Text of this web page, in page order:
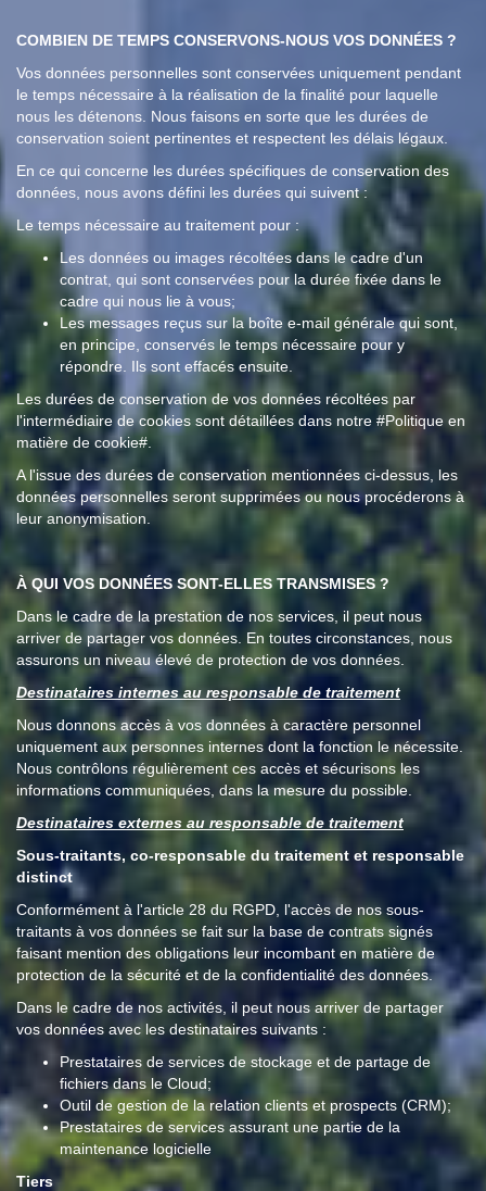
COMBIEN DE TEMPS CONSERVONS-NOUS VOS DONNÉES ?
Vos données personnelles sont conservées uniquement pendant
le temps nécessaire à la réalisation de la finalité pour laquelle
nous les détenons. Nous faisons en sorte que les durées de
conservation soient pertinentes et respectent les délais légaux.
En ce qui concerne les durées spécifiques de conservation des
données, nous avons défini les durées qui suivent :
Le temps nécessaire au traitement pour :
Les données ou images récoltées dans le cadre d'un
contrat, qui sont conservées pour la durée fixée dans le
cadre qui nous lie à vous;
Les messages reçus sur la boîte e-mail générale qui sont,
en principe, conservés le temps nécessaire pour y
répondre. Ils sont effacés ensuite.
Les durées de conservation de vos données récoltées par
l'intermédiaire de cookies sont détaillées dans notre #Politique en
matière de cookie#.
A l'issue des durées de conservation mentionnées ci-dessus, les
données personnelles seront supprimées ou nous procéderons à
leur anonymisation.
À QUI VOS DONNÉES SONT-ELLES TRANSMISES ?
Dans le cadre de la prestation de nos services, il peut nous
arriver de partager vos données. En toutes circonstances, nous
assurons un niveau élevé de protection de vos données.
Destinataires internes au responsable de traitement
Nous donnons accès à vos données à caractère personnel
uniquement aux personnes internes dont la fonction le nécessite.
Nous contrôlons régulièrement ces accès et sécurisons les
informations communiquées, dans la mesure du possible.
Destinataires externes au responsable de traitement
Sous-traitants, co-responsable du traitement et responsable
distinct
Conformément à l'article 28 du RGPD, l'accès de nos sous-
traitants à vos données se fait sur la base de contrats signés
faisant mention des obligations leur incombant en matière de
protection de la sécurité et de la confidentialité des données.
Dans le cadre de nos activités, il peut nous arriver de partager
vos données avec les destinataires suivants :
Prestataires de services de stockage et de partage de
fichiers dans le Cloud;
Outil de gestion de la relation clients et prospects (CRM);
Prestataires de services assurant une partie de la
maintenance logicielle
Tiers